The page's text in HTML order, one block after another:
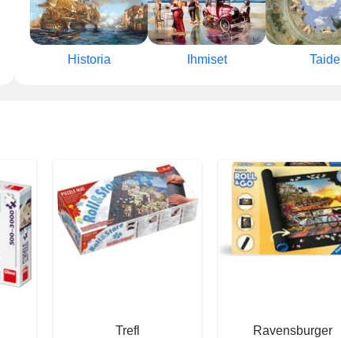
Historia Ihmiset Taide
Trefl
Ravensburger